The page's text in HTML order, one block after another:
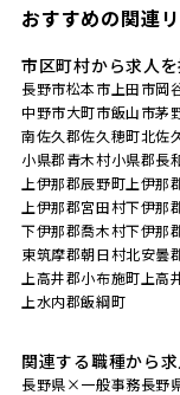
おすすめの関連
市区町村から求人
長野市松本市 上田市岡
中野市大町市飯山市茅
南佐久郡佐久穂町北佐
小県郡青木村小県郡長
上伊那郡辰野町 上伊那
上伊那郡宮田村下伊那
下伊那郡喬木村下伊那
東筑摩郡朝日村北安曇
上高井郡小布施町 上高
上水内郡飯綱町
関連する職種から
長野県×一般事務長野